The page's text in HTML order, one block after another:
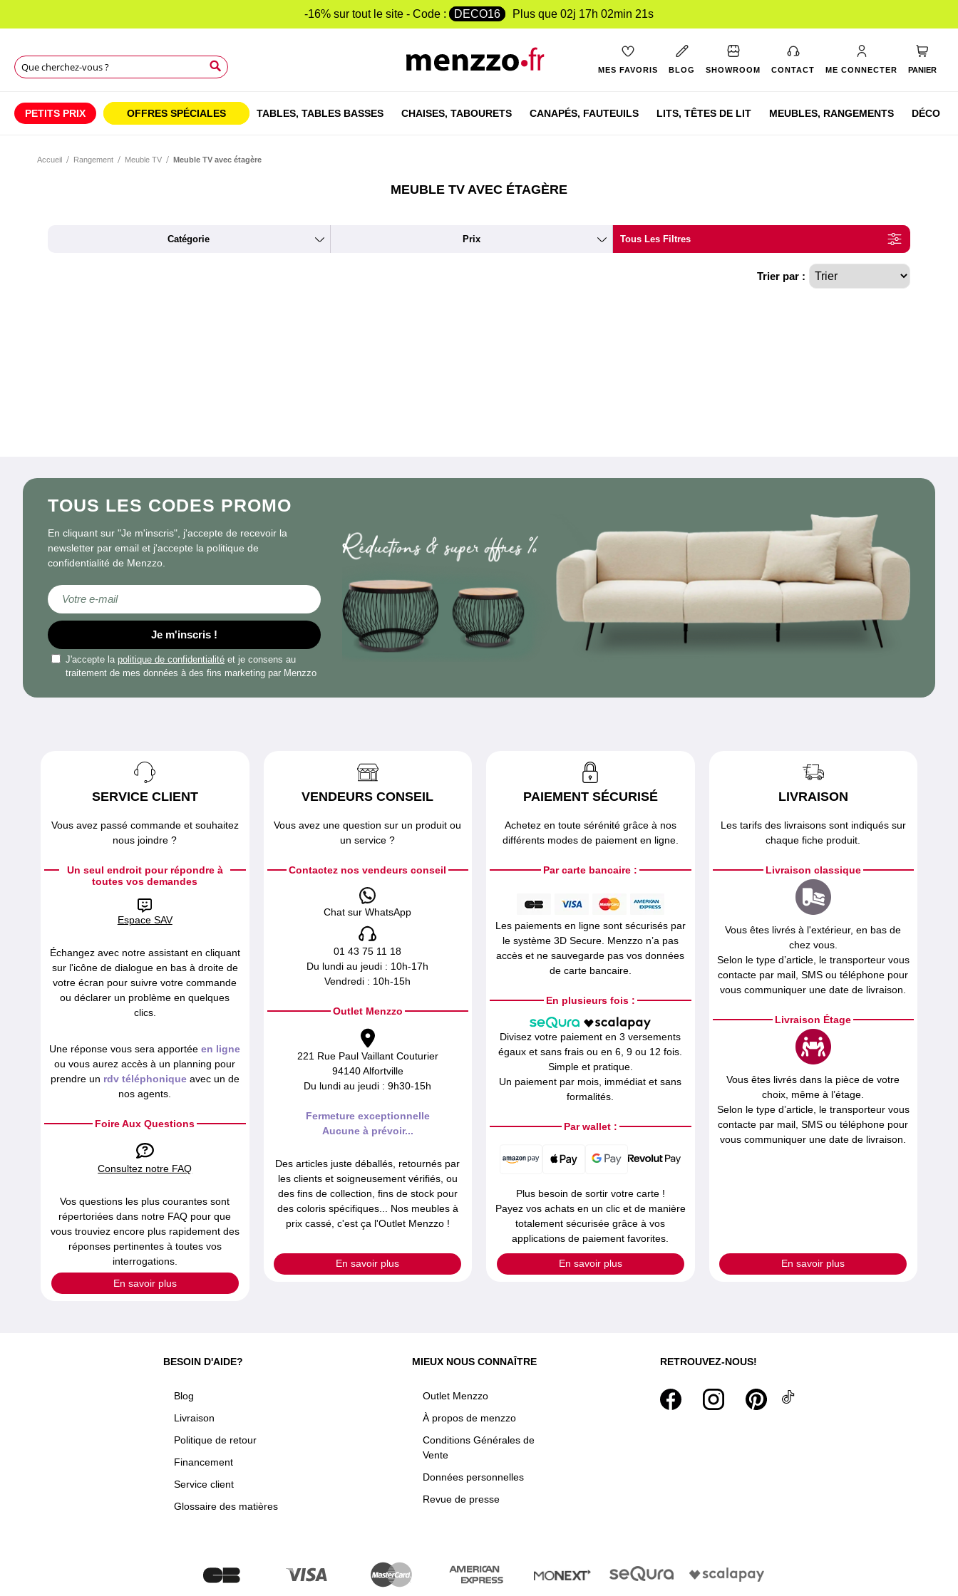
-16% sur tout le site - Code : DECO16 Plus que 02j 17h 02min 21s
Rechercher
MES FAVORIS BLOG SHOWROOM CONTACT ME CONNECTER PANIER
PETITS PRIX OFFRES SPÉCIALES TABLES, TABLES BASSES CHAISES, TABOURETS CANAPÉS, FAUTEUILS LITS, TÊTES DE LIT MEUBLES, RANGEMENTS DÉCO
Accueil Rangement Meuble TV Meuble TV avec étagère
MEUBLE TV AVEC ÉTAGÈRE
Catégorie Prix Tous Les Filtres
Trier par :
TOUS LES CODES PROMO
En cliquant sur "Je m'inscris", j'accepte de recevoir la
newsletter par email et j'accepte la politique de
confidentialité de Menzzo.
Inscription à notre lettre d’information :
Je m'inscris !
J'accepte la politique de confidentialité et je consens au
traitement de mes données à des fins marketing par Menzzo
SERVICE CLIENT
Vous avez passé commande et souhaitez
nous joindre ?
Un seul endroit pour répondre à
toutes vos demandes
Espace SAV
Échangez avec notre assistant en cliquant
sur l'icône de dialogue en bas à droite de
votre écran pour suivre votre commande
ou déclarer un problème en quelques
clics.
Une réponse vous sera apportéeen ligne
ou vous aurez accès à un planning pour
prendre un rdv téléphoniqueavec un de
nos agents.
Foire Aux Questions
Consultez notre FAQ
Vos questions les plus courantes sont
répertoriées dans notre FAQ pour que
vous trouviez encore plus rapidement des
réponses pertinentes à toutes vos
interrogations.
En savoir plus
VENDEURS CONSEIL
Vous avez une question sur un produit ou
un service ?
Contactez nos vendeurs conseil
Chat sur WhatsApp
01 43 75 11 18
Du lundi au jeudi : 10h-17h
Vendredi : 10h-15h
Outlet Menzzo
221 Rue Paul Vaillant Couturier
94140 Alfortville
Du lundi au jeudi : 9h30-15h
Fermeture exceptionnelle
Aucune à prévoir...
Des articles juste déballés, retournés par
les clients et soigneusement vérifiés, ou
des fins de collection, fins de stock pour
des coloris spécifiques... Nos meubles à
prix cassé, c'est ça l'Outlet Menzzo !
En savoir plus
PAIEMENT SÉCURISÉ
Achetez en toute sérénité grâce à nos
différents modes de paiement en ligne.
Par carte bancaire :
Les paiements en ligne sont sécurisés par
le système 3D Secure. Menzzo n’a pas
accès et ne sauvegarde pas vos données
de carte bancaire.
En plusieurs fois :
Divisez votre paiement en 3 versements
égaux et sans frais ou en 6, 9 ou 12 fois.
Simple et pratique.
Un paiement par mois, immédiat et sans
formalités.
Par wallet :
Plus besoin de sortir votre carte !
Payez vos achats en un clic et de manière
totalement sécurisée grâce à vos
applications de paiement favorites.
En savoir plus
LIVRAISON
Les tarifs des livraisons sont indiqués sur
chaque fiche produit.
Livraison classique
Vous êtes livrés à l'extérieur, en bas de
chez vous.
Selon le type d’article, le transporteur vous
contacte par mail, SMS ou téléphone pour
vous communiquer une date de livraison.
Livraison Étage
Vous êtes livrés dans la pièce de votre
choix, même à l’étage.
Selon le type d’article, le transporteur vous
contacte par mail, SMS ou téléphone pour
vous communiquer une date de livraison.
En savoir plus
BESOIN D'AIDE?
Blog
Livraison
Politique de retour
Financement
Service client
Glossaire des matières
MIEUX NOUS CONNAÎTRE
Outlet Menzzo
À propos de menzzo
Conditions Générales de
Vente
Données personnelles
Revue de presse
RETROUVEZ-NOUS!